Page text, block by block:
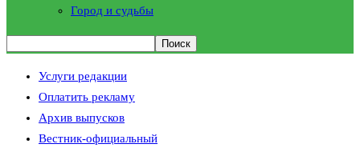
Город и судьбы
Услуги редакции
Оплатить рекламу
Архив выпусков
Вестник-официальный